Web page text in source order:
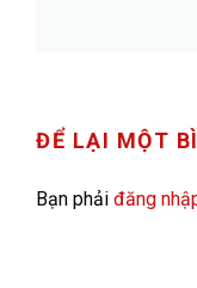
ĐỂ LẠI MỘT
Bạn phải đăng